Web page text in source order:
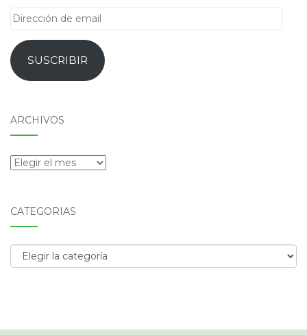
Dirección
emailSUSCRIBIR
ARCHIVOS
Archivos
CATEGORÍAS
Categorías